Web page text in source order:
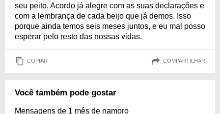
seu peito. Acordo já alegre com as suas declarações e
com a lembrança de cada beijo que já demos. Isso
porque ainda temos seis meses juntos, e eu mal posso
esperar pelo resto das nossas vidas.
COPIAR COMPARTILHAR
Você também pode gostar
Mensagens de 1 mês de namoro